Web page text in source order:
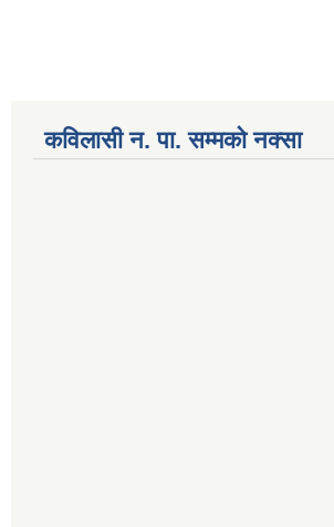
कविलासी न. पा. सम्मकाे नक्सा